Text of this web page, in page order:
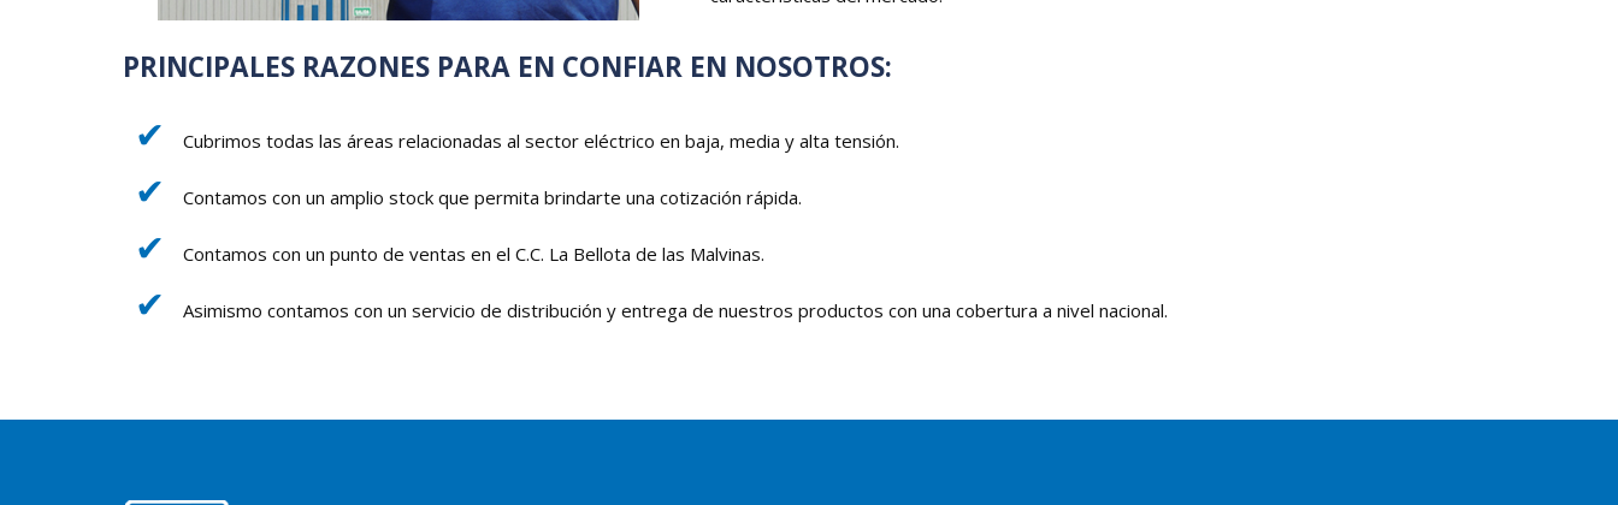
PRINCIPALES RAZONES PARA EN CONFIAR EN NOSOTROS:
Cubrimos todas las áreas relacionadas al sector eléctrico en baja, media y alta tensión.
Contamos con un amplio stock que permita brindarte una cotización rápida.
Contamos con un punto de ventas en el C.C. La Bellota de las Malvinas.
Asimismo contamos con un servicio de distribución y entrega de nuestros productos con una cobertura a nivel nacional.